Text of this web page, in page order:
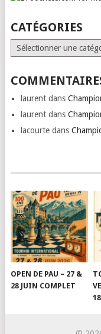
CATÉGORIES
Catégories
laurentdans
laurentdans
lacourtedans
OPEN DE PAU – 27 &
28 JUIN COMPLET